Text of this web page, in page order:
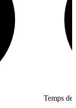
Temps de